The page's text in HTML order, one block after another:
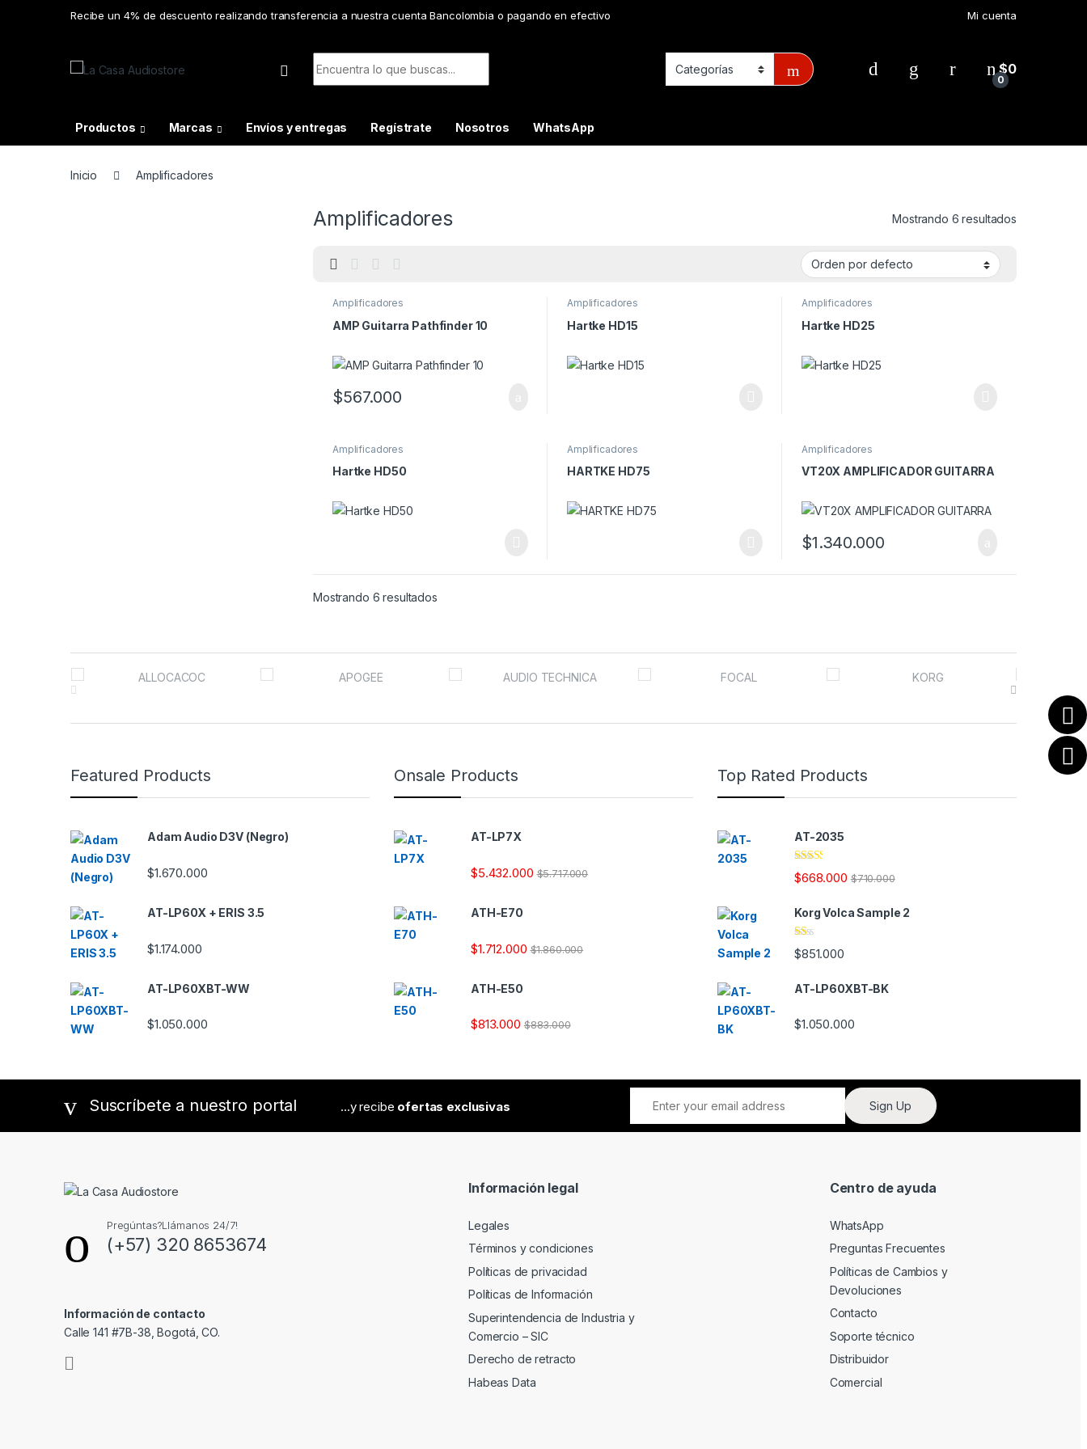
Recibe un 4% de descuento realizando transferencia a nuestra cuenta Bancolombia o pagando en efectivo Mi cuenta
0
$0
Productos Marcas Envíos y entregas Regístrate Nosotros WhatsApp
Inicio Amplificadores
Amplificadores Mostrando 6 resultados
Amplificadores
AMP Guitarra Pathfinder 10
$567.000
Amplificadores
Hartke HD15
Amplificadores
Hartke HD25
Amplificadores
Hartke HD50
Amplificadores
HARTKE HD75
Amplificadores
VT20X AMPLIFICADOR GUITARRA
$1.340.000
Mostrando 6 resultados
Featured Products
Adam Audio D3V (Negro)
$1.670.000
AT-LP60X + ERIS 3.5
$1.174.000
AT-LP60XBT-WW
$1.050.000
Onsale Products
AT-LP7X
$5.432.000 $5.717.000
ATH-E70
$1.712.000 $1.860.000
ATH-E50
$813.000 $883.000
Top Rated Products
AT-2035
Valor
ado
2.28
de 5
$668.000 $710.000
Korg Volca Sample 2
Va
lo
do
en
00
de
$851.000
AT-LP60XBT-BK
$1.050.000
Suscríbete a nuestro portal ...y recibe ofertas exclusivas Sign Up
Pregúntas?Llámanos 24/7!
(+57) 320 8653674
Información de contacto
Calle 141 #7B-38, Bogotá, CO.
Información legal
Legales
Términos y condiciones
Políticas de privacidad
Políticas de Información
Superintendencia de Industria y
Comercio – SIC
Derecho de retracto
Habeas Data
Centro de ayuda
WhatsApp
Preguntas Frecuentes
Políticas de Cambios y
Devoluciones
Contacto
Soporte técnico
Distribuidor
Comercial